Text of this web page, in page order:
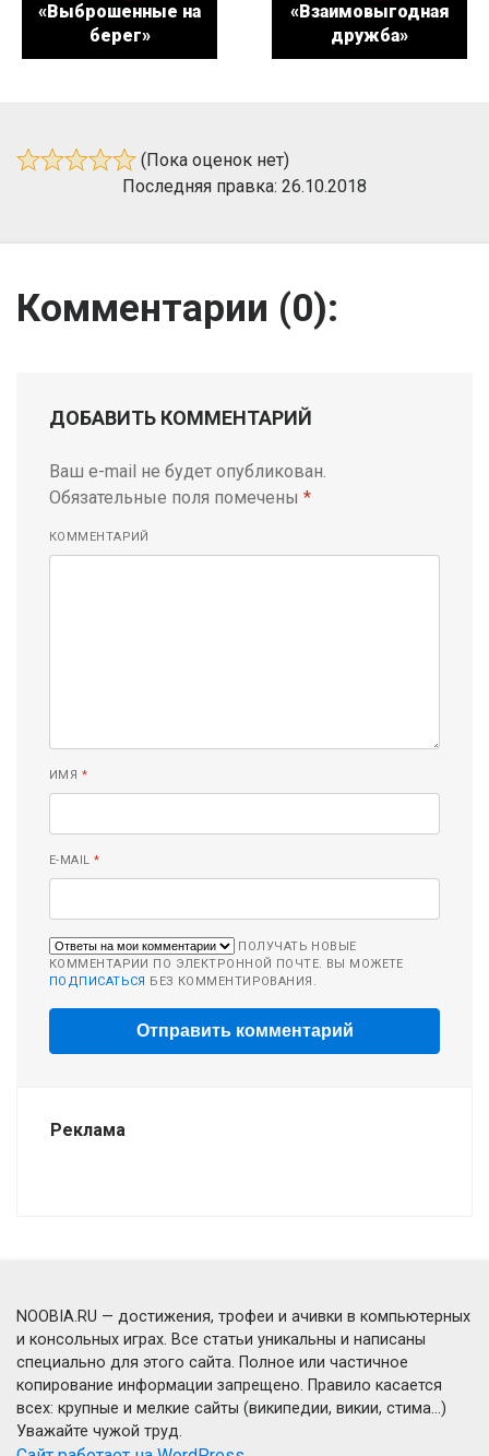
«Выброшенные на
берег»
«Взаимовыгодная
дружба»
(Пока оценок нет)
Последняя правка: 26.10.2018
Комментарии (0):
ДОБАВИТЬ КОММЕНТАРИЙ
Ваш e-mail не будет опубликован.
Обязательные поля помечены *
КОММЕНТАРИЙ
ИМЯ *
E-MAIL*
ПОЛУЧАТЬ НОВЫЕ
КОММЕНТАРИИ ПО ЭЛЕКТРОННОЙ ПОЧТЕ. ВЫ МОЖЕТЕ
ПОДПИСАТЬСЯ БЕЗ КОММЕНТИРОВАНИЯ.
Реклама
NOOBIA.RU — достижения, трофеи и ачивки в компьютерных
и консольных играх. Все статьи уникальны и написаны
специально для этого сайта. Полное или частичное
копирование информации запрещено. Правило касается
всех: крупные и мелкие сайты (википедии, викии, стима...)
Уважайте чужой труд.